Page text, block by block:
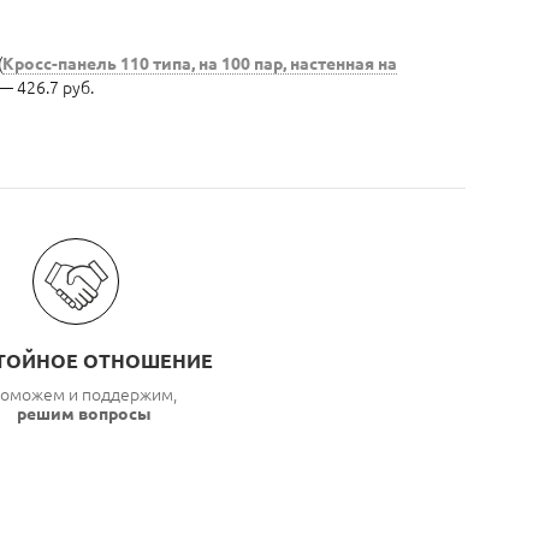
Кросс-панель 110 типа, на 100 пар, настенная на
426.7 руб.
ОТНОШЕНИЕ
и поддержим,
решим вопросы